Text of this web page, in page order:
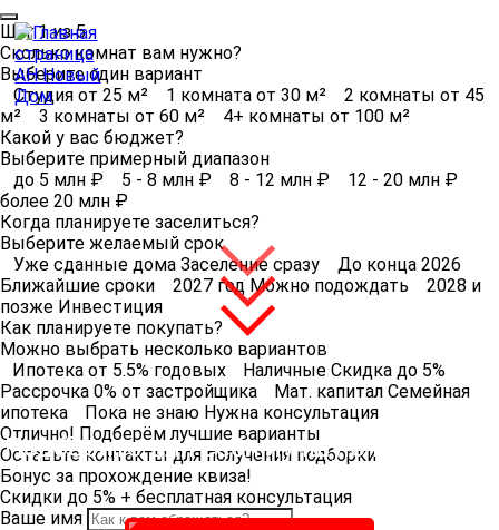
Подберите для себя лучшую квартиру!
Шаг1из5
Сколько комнат вам нужно?
Выберите один вариант
Студия от 25 м² 1 комната от 30 м² 2 комнаты от 45
м²
3 комнаты от 60 м² 4+ комнаты от 100 м²
Какой у вас бюджет?
Выберите примерный диапазон
до 5 млн ₽
5 - 8 млн ₽ 8 - 12 млн ₽
12 - 20 млн ₽
более 20 млн ₽
Когда планируете заселиться?
Выберите желаемый срок
Уже сданные дома Заселение сразу
До конца 2026
Ближайшие сроки
2027 год Можно подождать
2028 и
позже Инвестиция
Как планируете покупать?
Можно выбрать несколько вариантов
Ипотека от 5.5% годовых Наличные Скидка до 5%
Рассрочка 0% от застройщика Мат. капитал Семейная
ипотека
Пока не знаю Нужна консультация
Отлично! Подберём лучшие варианты
Оставьте контакты для получения подборки
Бонус за прохождение квиза!
Скидки до 5% + бесплатная консультация
Ваше имя